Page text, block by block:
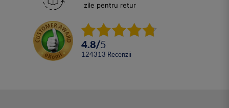
zile pentru retur
4.8/5
124313 Recenzii